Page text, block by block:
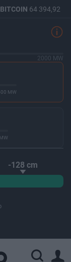
BITCOIN64 394,92
2000 MW
MW
-128 cm